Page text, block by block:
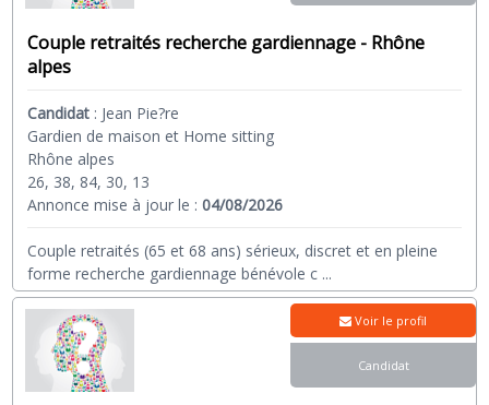
Couple retraités recherche gardiennage - Rhône
alpes
Candidat : Jean Pie?re
Gardien de maison et Home sitting
Rhône alpes
26, 38, 84, 30, 13
Annonce mise à jour le :04/08/2026
Couple retraités (65 et 68 ans) sérieux, discret et en pleine
forme recherche gardiennage bénévole c ...
Voir le profil
Candidat